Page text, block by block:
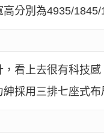
分別為4935/
看上去很有科技
採用三排七座式